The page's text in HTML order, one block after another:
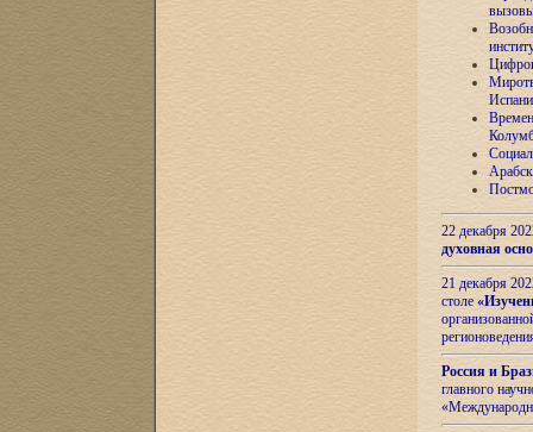
22 декабря
духовная
21 декабря
столе
Россия и
главного